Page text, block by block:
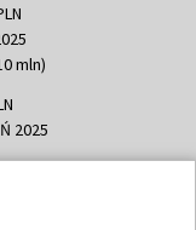
mln)
2025